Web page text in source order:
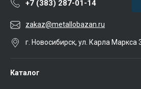
+7 (383) 287-01-14
zakaz@metallobazan.ru
г. Новосибирск, ул. Карла Маркса
Каталог